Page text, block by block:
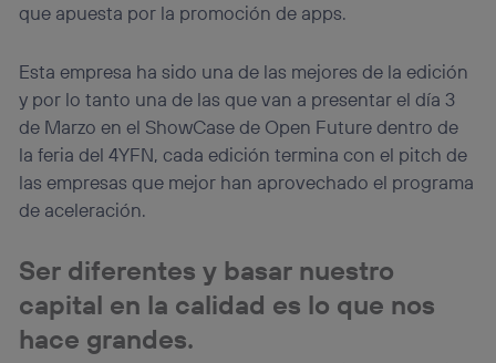
que apuesta por la promoción de apps.
Esta empresa ha sido una de las mejores de la edición
y por lo tanto una de las que van a presentar el día 3
de Marzo en el ShowCase de Open Future dentro de
la feria del 4YFN, cada edición termina con el pitch de
las empresas que mejor han aprovechado el programa
de aceleración.
Ser diferentes y basar nuestro
capital en la calidad es lo que nos
hace grandes.